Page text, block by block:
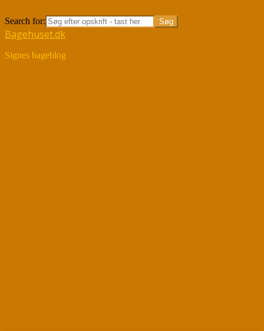
Search for:
Bagehuset.dk
Signes bageblog